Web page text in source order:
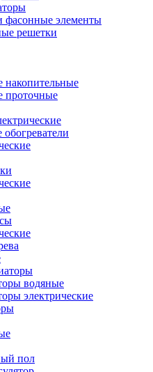
фасонные элементы
решетки
накопительные
проточные
водяные
электрические
пол